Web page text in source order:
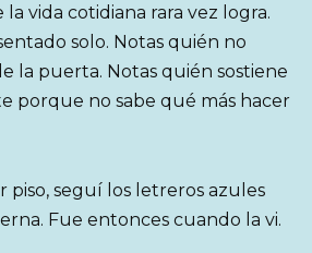
vida cotidiana rara vez logra.
solo. Notas quién no
la puerta. Notas quién sostiene
porque no sabe qué más hacer
piso, seguí los letreros azules
Fue entonces cuando la vi.